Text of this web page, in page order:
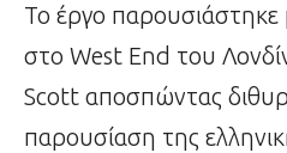
Το έργο παρουσιάστηκε
στο West End του
Scott αποσπώντας
παρουσίαση της